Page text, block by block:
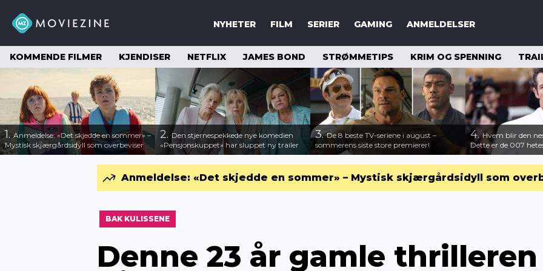
NYHETER FILM SERIER GAMING ANMELDELSER
KOMMENDE FILMER KJENDISER NETFLIX JAMES BOND STRØMMETIPS KRIM OG SPENNING
1.Anmeldelse: «Det skjedde en sommer» –
Mystisk skjærgårdsidyll som overbeviser
2. Den stjernespekkede nye komedien
«Pensjonskuppet» har sluppet ny trailer
3.De 8 beste TV-seriene i august –
sommerens siste store premierer!
4.Hvem blir den
Dette er de 007
Anmeldelse: «Det skjedde en sommer» – Mystisk skjærgårdsidyll som
BAK KULISSENE
Denne 23 år gamle